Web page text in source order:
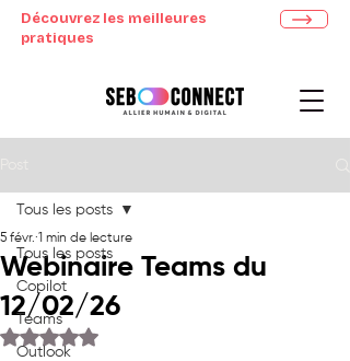
Découvrez les meilleures
pratiques
Tous les posts
Copilot
Teams
Outlook
Tous les posts
Webinaire Teams du
12/02/26
5 févr. 1 min de lecture
Noté NaN étoiles sur 5.